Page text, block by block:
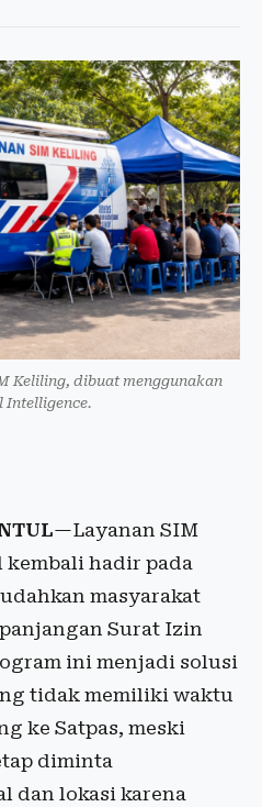
Keliling, dibuat menggunakan
—Layanan SIM
hadir pada
masyarakat
Surat Izin
ini menjadi solusi
tidak memiliki waktu
ke Satpas, meski
diminta
dan lokasi karena